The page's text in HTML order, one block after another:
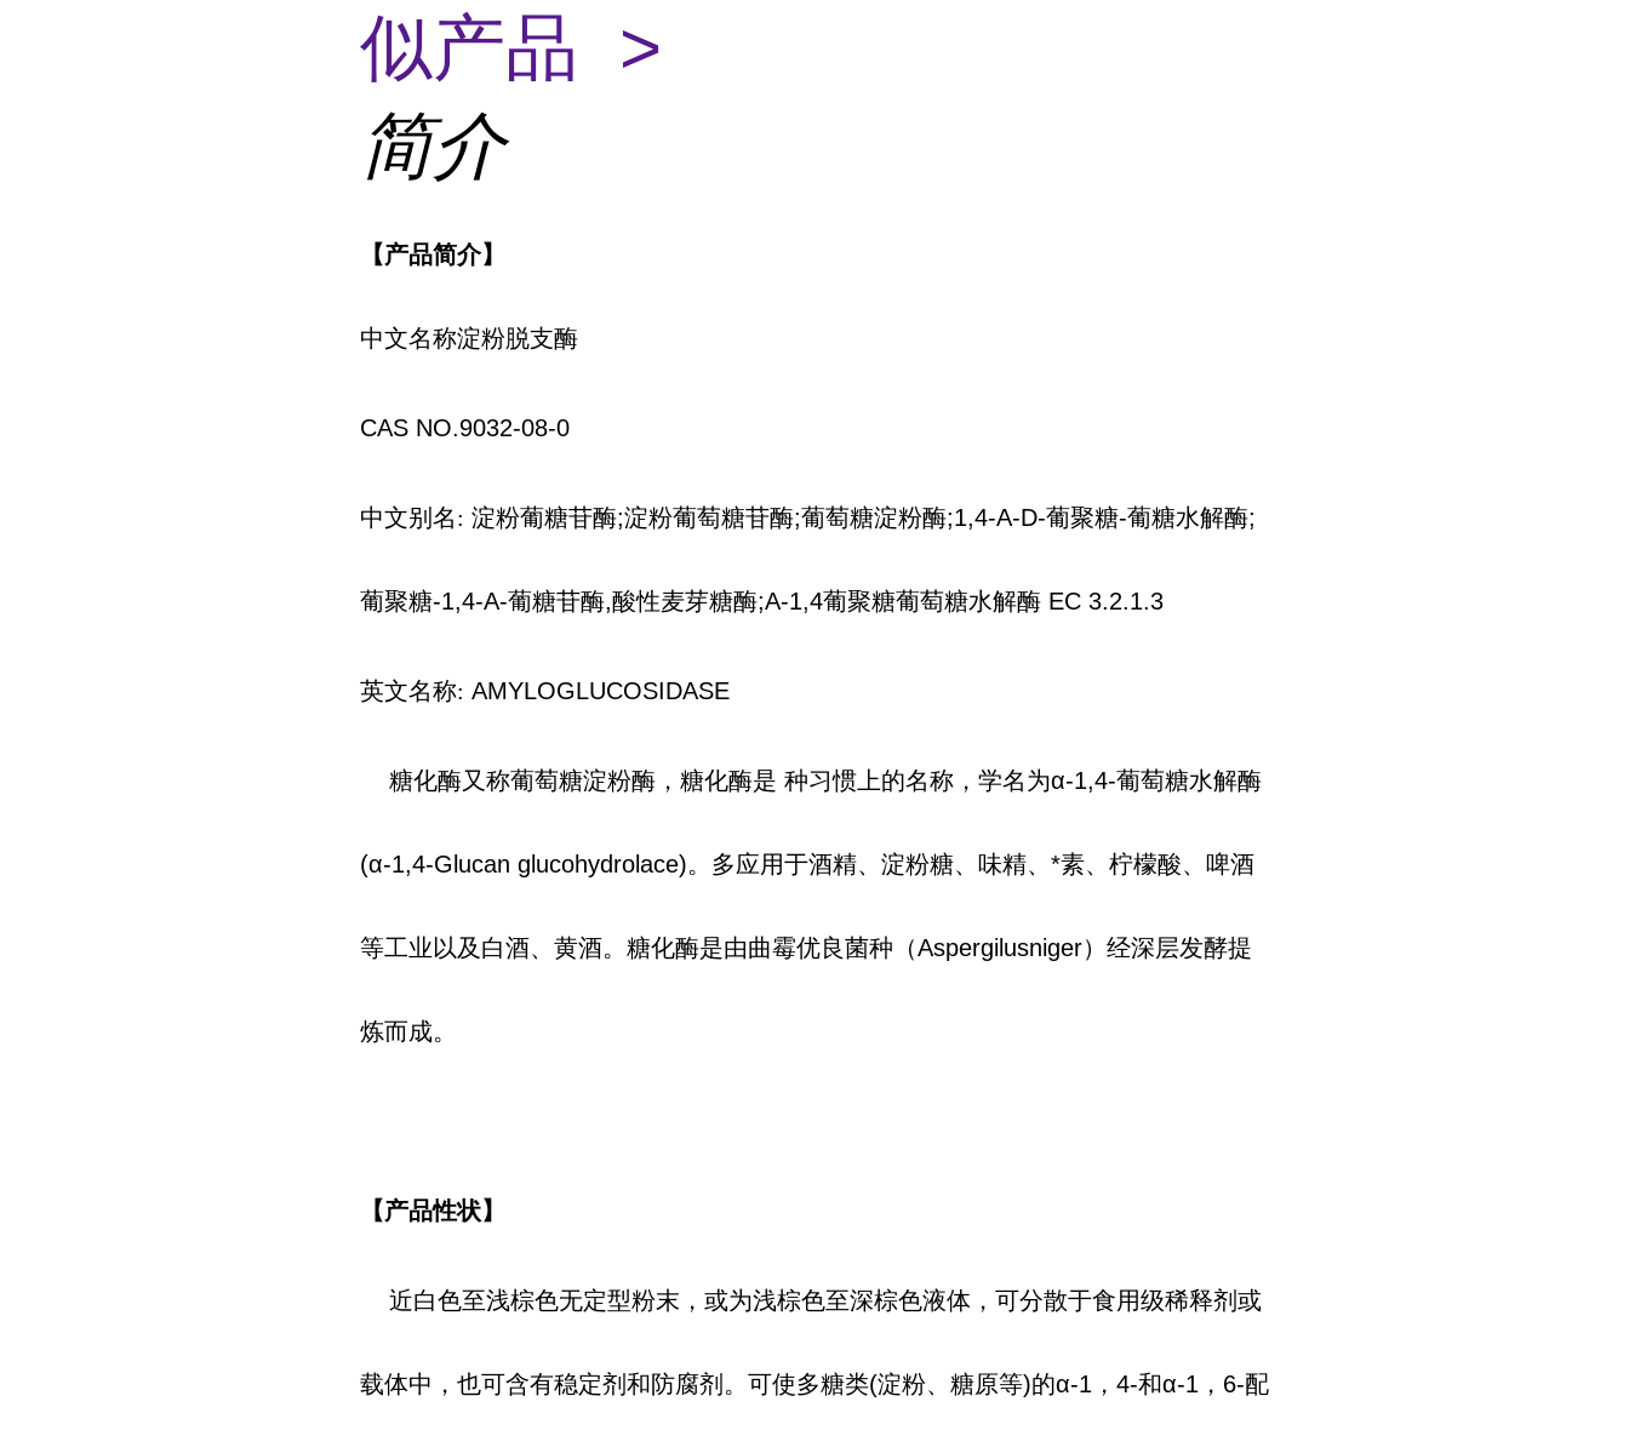
似产品 >
简介
【产品简介】
中文名称淀粉脱支酶
CAS NO.9032-08-0
中文别名: 淀粉葡糖苷酶;淀粉葡萄糖苷酶;葡萄糖淀粉酶;1,4-Α-D-葡聚糖-葡糖水解酶;
葡聚糖-1,4-Α-葡糖苷酶,酸性麦芽糖酶;Α-1,4葡聚糖葡萄糖水解酶 EC 3.2.1.3
英文名称: AMYLOGLUCOSIDASE
糖化酶又称葡萄糖淀粉酶，糖化酶是 种习惯上的名称，学名为α-1,4-葡萄糖水解酶
(α-1,4-Glucan glucohydrolace)。多应用于酒精、淀粉糖、味精、*素、柠檬酸、啤酒
等工业以及白酒、黄酒。糖化酶是由曲霉优良菌种（Aspergilusniger）经深层发酵提
炼而成。
【产品性状】
近白色至浅棕色无定型粉末，或为浅棕色至深棕色液体，可分散于食用级稀释剂或
载体中，也可含有稳定剂和防腐剂。可使多糖类(淀粉、糖原等)的α-1，4-和α-1，6-配